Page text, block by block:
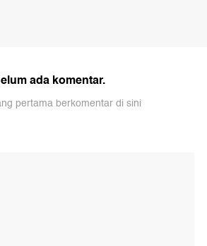
ada komentar.
pertama berkomentar di sini